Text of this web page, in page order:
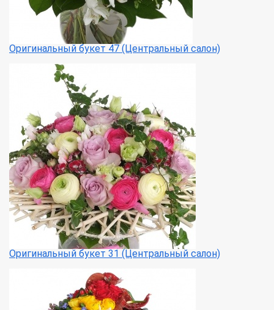
Оригинальный букет 47 (Центральный салон)
Оригинальный букет 31 (Центральный салон)